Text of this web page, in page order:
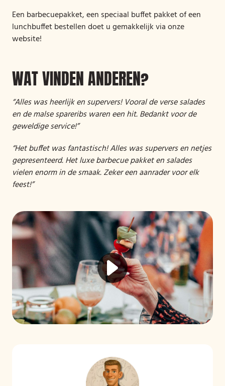
Een barbecuepakket, een speciaal buffet pakket of een
lunchbuffet bestellen doet u gemakkelijk via onze
website!
WAT VINDEN ANDEREN?
“Alles was heerlijk en supervers! Vooral de verse salades
en de malse spareribs waren een hit. Bedankt voor de
geweldige service!”
“Het buffet was fantastisch! Alles was supervers en netjes
gepresenteerd. Het luxe barbecue pakket en salades
vielen enorm in de smaak. Zeker een aanrader voor elk
feest!”